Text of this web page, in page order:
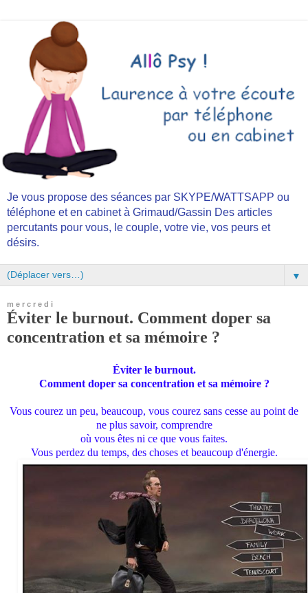
Je vous propose des séances par SKYPE/WATTSAPP ou
téléphone et en cabinet à Grimaud/Gassin Des articles
percutants pour vous, le couple, votre vie, vos peurs et
désirs.
▼
mercredi
Éviter le burnout. Comment doper sa
concentration et sa mémoire ?
Éviterle burnout.
Comment doper sa concentration et sa mémoire ?
Vous courez un peu, beaucoup, vous courez sans cesse au point de
ne plus savoir, comprendre
où vous êtes ni ce que vous faites.
Vous perdez du temps, des choses et beaucoup d'énergie.